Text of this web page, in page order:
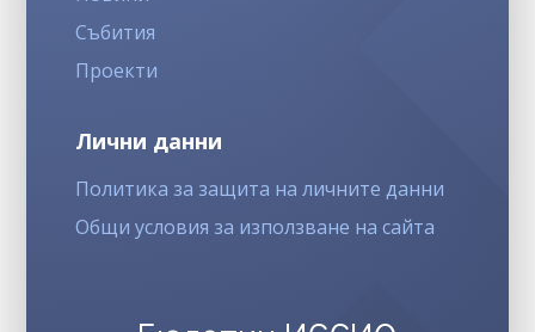
Събития
Проекти
Лични данни
Политика за защита на личните данни
Общи условия за използване на сайта